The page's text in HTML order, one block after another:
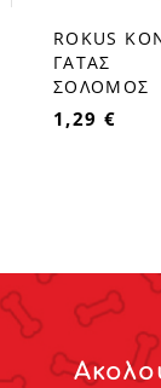
favorite_border
ROKUS
ΓΑΤΑΣ
ΣΟΛΟΜΟΣ
1,29 €